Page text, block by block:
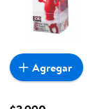
Agregar